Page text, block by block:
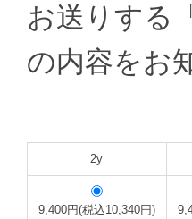
お送りする
の内容をお
2y
9,400円(税込10,340円)